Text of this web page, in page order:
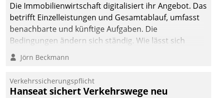
Die Immobilienwirtschaft digitalisiert ihr Angebot. Das
betrifft Einzelleistungen und Gesamtablauf, umfasst
benachbarte und künftige Aufgaben. Die
Bedingungen ändern sich ständig. Wie lässt sich
technisch die Kontrolle wahren und zugleich Freiraum
fürs Wachsen öffnen?
Jörn Beckmann
Verkehrssicherungspflicht
Hanseat sichert Verkehrswege neu